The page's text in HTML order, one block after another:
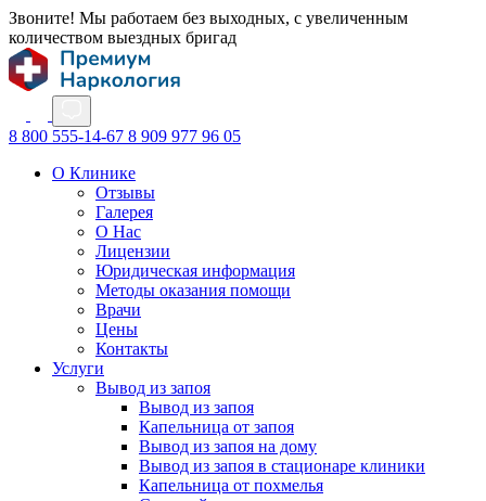
Звоните! Мы работаем без выходных, с увеличенным
количеством выездных бригад
8 800 555-14-67 8 909 977 96 05
О Клинике
Отзывы
Галерея
О Нас
Лицензии
Юридическая информация
Методы оказания помощи
Врачи
Цены
Контакты
Услуги
Вывод из запоя
Вывод из запоя
Капельница от запоя
Вывод из запоя на дому
Вывод из запоя в стационаре клиники
Капельница от похмелья